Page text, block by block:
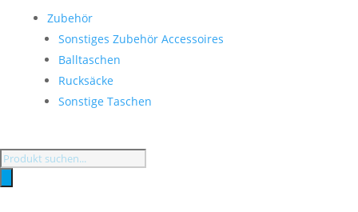
Zubehör
Sonstiges Zubehör Accessoires
Balltaschen
Rucksäcke
Sonstige Taschen
Products